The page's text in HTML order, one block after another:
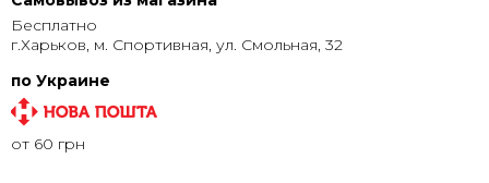
Бесплатно
г.Харьков, м. Спортивная, ул. Смольная, 32
по Украине
от 60 грн